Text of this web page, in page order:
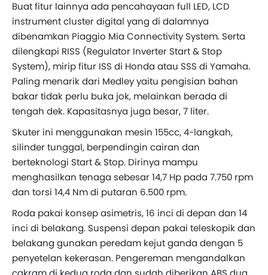
Buat fitur lainnya ada pencahayaan full LED, LCD
instrument cluster digital yang di dalamnya
dibenamkan Piaggio Mia Connectivity System. Serta
dilengkapi RISS (Regulator Inverter Start & Stop
System), mirip fitur ISS di Honda atau SSS di Yamaha.
Paling menarik dari Medley yaitu pengisian bahan
bakar tidak perlu buka jok, melainkan berada di
tengah dek. Kapasitasnya juga besar, 7 liter.
Skuter ini menggunakan mesin 155cc, 4-langkah,
silinder tunggal, berpendingin cairan dan
berteknologi Start & Stop. Dirinya mampu
menghasilkan tenaga sebesar 14,7 Hp pada 7.750 rpm
dan torsi 14,4 Nm di putaran 6.500 rpm.
Roda pakai konsep asimetris, 16 inci di depan dan 14
inci di belakang. Suspensi depan pakai teleskopik dan
belakang gunakan peredam kejut ganda dengan 5
penyetelan kekerasan. Pengereman mengandalkan